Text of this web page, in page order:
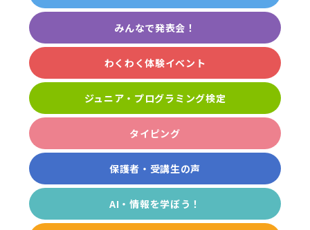
みんなで発表会！
わくわく体験イベント
ジュニア・プログラミング検定
タイピング
保護者・受講生の声
AI・情報を学ぼう！